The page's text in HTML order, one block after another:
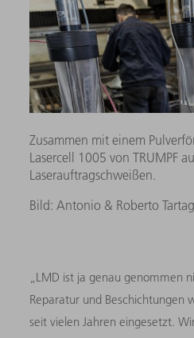
Zusammen mit einem
Lasercell 1005 von TRUMPF
Laserauftragschweißen.
Bild: Antonio & Roberto
„LMD ist ja genau genommen
Reparatur und Beschichtungen
seit vielen Jahren eingesetzt.